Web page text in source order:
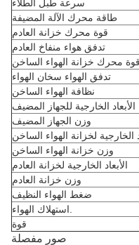
سرعة طبل الطلاء
طاقة محرك الآلة المضيفة
قوة محرك خزانة العادم
تدفق هواء منفاخ العادم
قوة محرك خزانة الهواء الساخن
تدفق الهواء سخان الهواء
نظافة الهواء الساخن
الأبعاد الخارجية للجهاز المضيف
وزن الجهاز المضيف
الخارجية لخزانة الهواء الساخن
وزن خزانة الهواء الساخن
الأبعاد الخارجية لخزانة العادم
وزن خزانة العادم
ضغط الهواء النظيف
قوة
صور مفصلة